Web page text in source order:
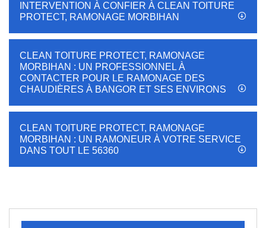
INTERVENTION À CONFIER À CLEAN TOITURE
PROTECT, RAMONAGE MORBIHAN
CLEAN TOITURE PROTECT, RAMONAGE
MORBIHAN : UN PROFESSIONNEL À
CONTACTER POUR LE RAMONAGE DES
CHAUDIÈRES À BANGOR ET SES ENVIRONS
CLEAN TOITURE PROTECT, RAMONAGE
MORBIHAN : UN RAMONEUR À VOTRE SERVICE
DANS TOUT LE 56360